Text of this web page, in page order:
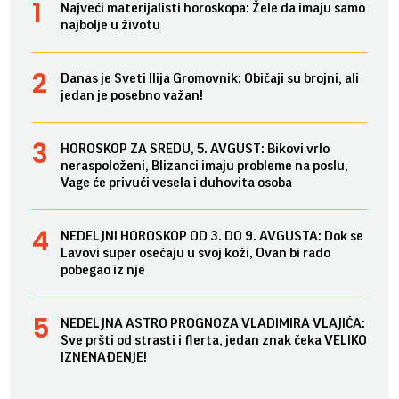
Najveći materijalisti horoskopa: Žele da imaju samo
najbolje u životu
Danas je Sveti Ilija Gromovnik: Običaji su brojni, ali
jedan je posebno važan!
HOROSKOP ZA SREDU, 5. AVGUST: Bikovi vrlo
neraspoloženi, Blizanci imaju probleme na poslu,
Vage će privući vesela i duhovita osoba
NEDELJNI HOROSKOP OD 3. DO 9. AVGUSTA: Dok se
Lavovi super osećaju u svoj koži, Ovan bi rado
pobegao iz nje
NEDELJNA ASTRO PROGNOZA VLADIMIRA VLAJIĆA:
Sve pršti od strasti i flerta, jedan znak čeka VELIKO
IZNENAĐENJE!